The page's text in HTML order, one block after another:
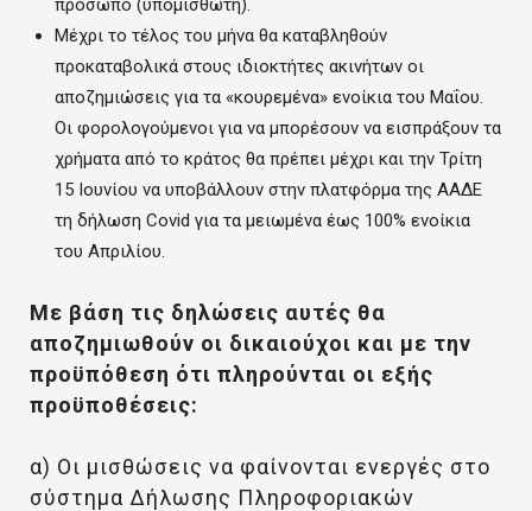
πρόσωπο (υπομισθωτή).
Μέχρι το τέλος του μήνα θα καταβληθούν
προκαταβολικά στους ιδιοκτήτες ακινήτων οι
αποζημιώσεις για τα «κουρεμένα» ενοίκια του Μαΐου.
Οι φορολογούμενοι για να μπορέσουν να εισπράξουν τα
χρήματα από το κράτος θα πρέπει μέχρι και την Τρίτη
15 Ιουνίου να υποβάλλουν στην πλατφόρμα της ΑΑΔΕ
τη δήλωση Covid για τα μειωμένα έως 100% ενοίκια
του Απριλίου.
Με βάση τις δηλώσεις αυτές θα
αποζημιωθούν οι δικαιούχοι και με την
προϋπόθεση ότι πληρούνται οι εξής
προϋποθέσεις:
α) Οι μισθώσεις να φαίνονται ενεργές στο
σύστημα Δήλωσης Πληροφοριακών